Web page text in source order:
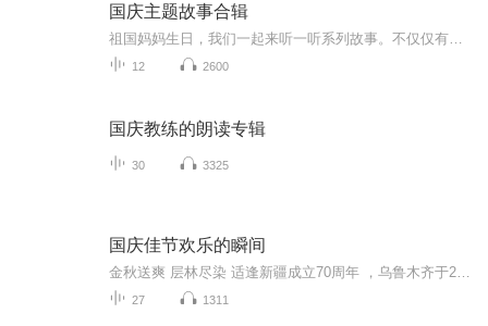
国庆主题故事合辑
12 2600
国庆教练的朗读专辑
30 3325
国庆佳节欢乐的瞬间
27 1311